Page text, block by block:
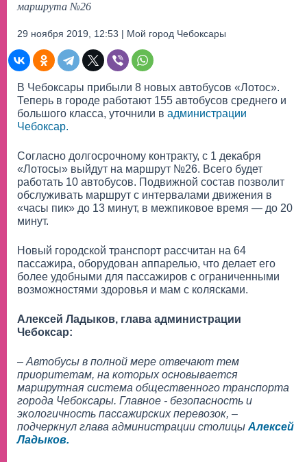
маршрута №26
29 ноября 2019, 12:53 | Мой город Чебоксары
В Чебоксары прибыли 8 новых автобусов «Лотос».
Теперь в городе работают 155 автобусов среднего и
большого класса, уточнили в администрации
Чебоксар.
Согласно долгосрочному контракту, с 1 декабря
«Лотосы» выйдут на маршрут №26. Всего будет
работать 10 автобусов. Подвижной состав позволит
обслуживать маршрут с интервалами движения в
«часы пик» до 13 минут, в межпиковое время — до 20
минут.
Новый городской транспорт рассчитан на 64
пассажира, оборудован аппарелью, что делает его
более удобными для пассажиров с ограниченными
возможностями здоровья и мам с колясками.
Алексей Ладыков, глава администрации
Чебоксар:
– Автобусы в полной мере отвечают тем
приоритетам, на которых основывается
маршрутная система общественного транспорта
города Чебоксары. Главное - безопасность и
экологичность пассажирских перевозок, –
подчеркнул глава администрации столицы Алексей
Ладыков.